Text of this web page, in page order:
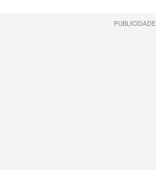
PUBLICIDADE